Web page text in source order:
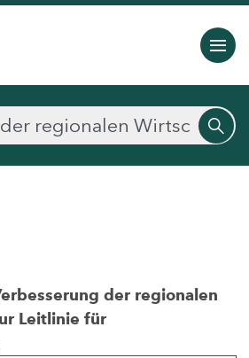
der regionalen
Leitlinie für